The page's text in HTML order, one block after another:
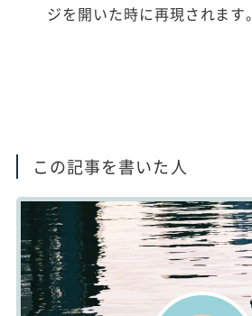
ジを開いた時に再現されます。
この記事を書いた人